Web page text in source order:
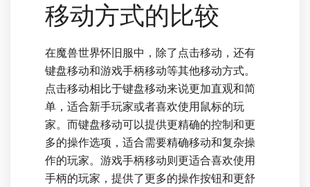
移动方式的比较
在魔兽世界怀旧服中，除了点击移动，还有
键盘移动和游戏手柄移动等其他移动方式。
点击移动相比于键盘移动来说更加直观和简
单，适合新手玩家或者喜欢使用鼠标的玩
家。而键盘移动可以提供更精确的控制和更
多的操作选项，适合需要精确移动和复杂操
作的玩家。游戏手柄移动则更适合喜欢使用
手柄的玩家，提供了更多的操作按钮和更舒